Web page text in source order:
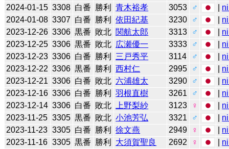
2024-01-15 3308 白番 勝利 青木裕孝 3053 ♂
2024-01-08 3307 白番 勝利 依田紀基 3230 ♂
2023-12-26 3306 黒番 敗北 関航太郎 3313 ♂
2023-12-25 3306 黒番 敗北 広瀬優一 3333 ♂
2023-12-23 3306 白番 勝利 三戸秀平 3114 ♂
2023-12-22 3306 黒番 勝利 西村仁 2995 ♂
2023-12-21 3306 白番 敗北 六浦雄太 3290 ♂
2023-12-16 3306 白番 勝利 羽根直樹 3261 ♂
2023-12-14 3306 白番 敗北 上野梨紗 3123 ♀
2023-11-25 3305 黒番 敗北 小池芳弘 3321 ♂
2023-11-23 3305 白番 勝利 徐文燕 2949 ♀
2023-11-16 3305 黒番 勝利 大須賀聖良 2692 ♀